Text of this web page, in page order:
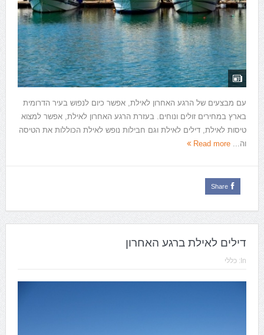
עם מבצעים של הרגע האחרון לאילת, אפשר כיום לנפוש בעיר הדרומית
בארץ במחירים זולים ונוחים. בעזרת הרגע האחרון לאילת, אפשר למצוא
טיסות לאילת, דילים לאילת וגם חבילות נופש לאילת הכוללות את הטיסה
וה... Read more
Share
דילים לאילת ברגע האחרון
In: כללי